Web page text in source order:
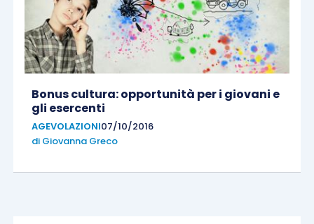
Bonus cultura: opportunità per i giovani e
gli esercenti
AGEVOLAZIONI07/10/2016
di Giovanna Greco